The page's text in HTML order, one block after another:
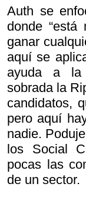
Auth se
donde
ganar
aquí se
ayuda a la
sobrada la
candidatos,
pero aquí
nadie.
los Social
pocas las
de un sector.